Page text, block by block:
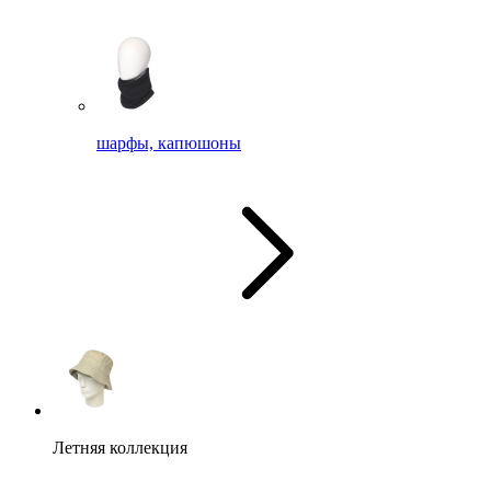
шарфы, капюшоны
Летняя коллекция